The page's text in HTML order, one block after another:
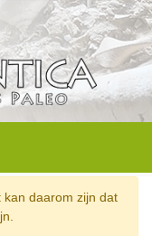
kan daarom zijn dat